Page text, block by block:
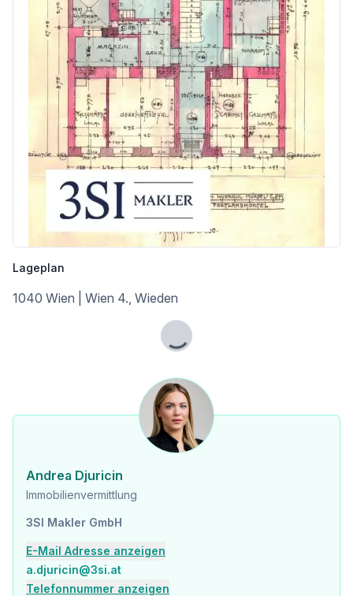
Bank <425m
Post <525m
Polizei <650m
Bus <150m
U-Bahn <350m
Straßenbahn <175m
Bahnhof <175m
Autobahnanschluss <2.500m
Angaben Entfernung Luftlinie / Quelle: OpenStreetMap
Lageplan
1040 Wien | Wien 4., Wieden
Lade...
Andrea Djuricin
Immobilienvermittlung
3SI Makler GmbH
E-Mail Adresse anzeigen
a.djuricin@3si.at
Telefonnummer anzeigen